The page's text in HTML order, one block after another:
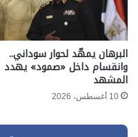
البرهان يمهّد لحوار سوداني..
وانقسام داخل «صمود» يهدد
المشهد
10 أغسطس، 2026